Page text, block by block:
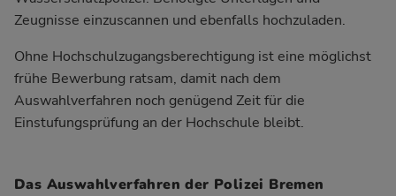
Zeugnisse einzuscannen und ebenfalls hochzuladen.
Ohne Hochschulzugangsberechtigung ist eine möglichst
frühe Bewerbung ratsam, damit nach dem
Auswahlverfahren noch genügend Zeit für die
Einstufungsprüfung an der Hochschule bleibt.
Das Auswahlverfahren der Polizei Bremen